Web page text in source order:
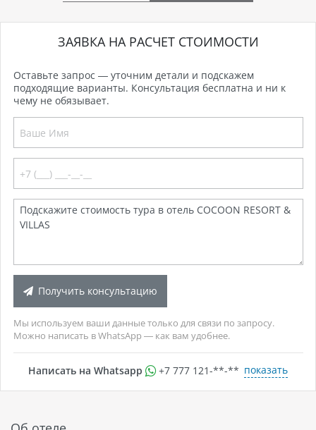
ЗАЯВКА НА РАСЧЕТ СТОИМОСТИ
Оставьте запрос — уточним детали и подскажем
подходящие варианты. Консультация бесплатна и ни к
чему не обязывает.
Получить консультацию
Мы используем ваши данные только для связи по запросу.
Можно написать в WhatsApp — как вам удобнее.
Написать на Whatsapp +7 777 121-**-** показать